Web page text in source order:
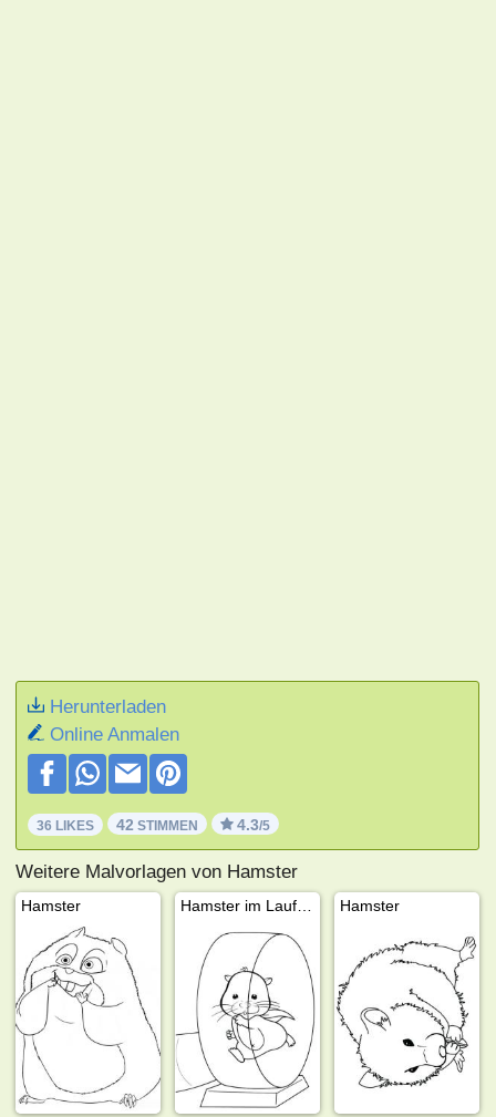
Herunterladen
Online Anmalen
36 LIKES 42 STIMMEN 4.3/5
Weitere Malvorlagen von Hamster
Hamster Hamster